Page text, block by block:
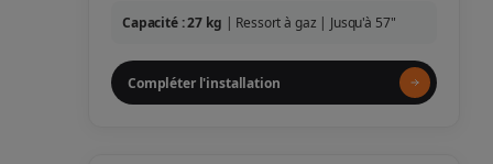
Capacité : 27 kg | Ressort à gaz | Jusqu'à 57"
Compléter l'installation